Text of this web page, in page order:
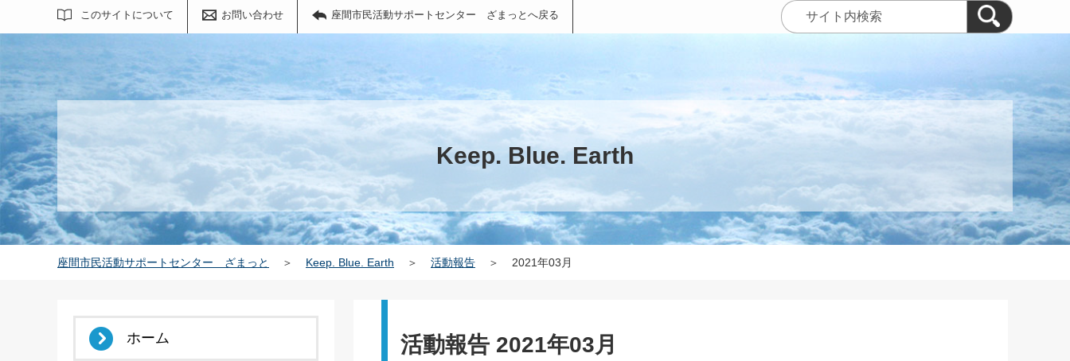
このサイトについて お問い合わせ 座間市民活動サポートセンター ざまっとへ戻る
サイト内検索
Keep. Blue. Earth
座間市民活動サポートセンター ざまっと ＞ Keep. Blue. Earth ＞ 活動報告 ＞ 2021年03月
活動報告 2021年03月
ホーム